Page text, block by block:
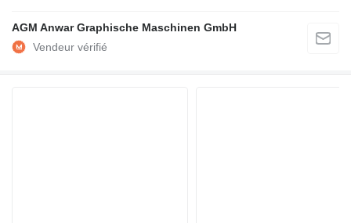
AGM Anwar Graphische Maschinen GmbH